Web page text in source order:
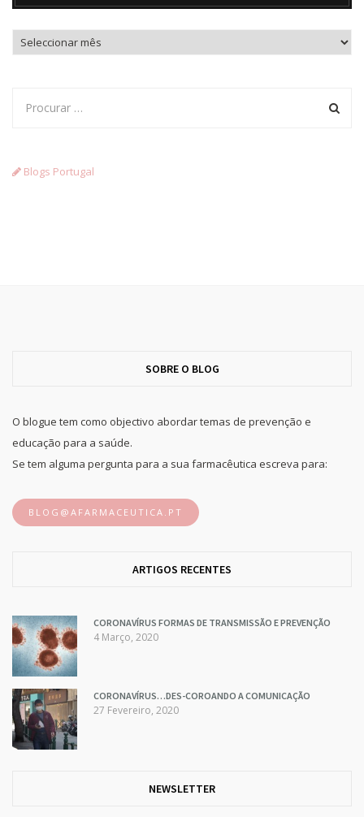
Arquivo
Blogs Portugal
SOBRE O BLOG
O blogue tem como objectivo abordar temas de prevenção e
educação para a saúde.
Se tem alguma pergunta para a sua farmacêutica escreva para:
BLOG@AFARMACEUTICA.PT
ARTIGOS RECENTES
CORONAVÍRUS FORMAS DE TRANSMISSÃO E PREVENÇÃO
4 Março, 2020
CORONAVÍRUS…DES-COROANDO A COMUNICAÇÃO
27 Fevereiro, 2020
NEWSLETTER